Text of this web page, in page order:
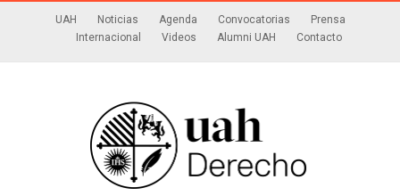
UAH Noticias Agenda Convocatorias
Prensa
Internacional
Videos Alumni UAH Contacto